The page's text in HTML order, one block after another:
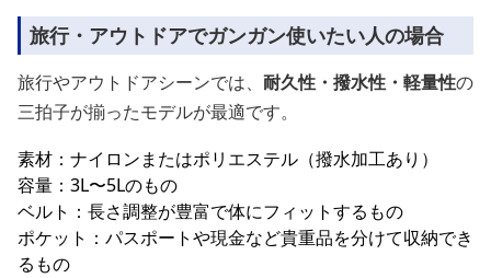
旅行・アウトドアでガンガン使いたい人の場合
旅行やアウトドアシーンでは、 耐久性・撥水性・軽量性の
三拍子が揃ったモデルが最適です。
素材：ナイロンまたはポリエステル（撥水加工あり）
容量：3L〜5Lのもの
ベルト：長さ調整が豊富で体にフィットするもの
ポケット：パスポートや現金など貴重品を分けて収納でき
るもの